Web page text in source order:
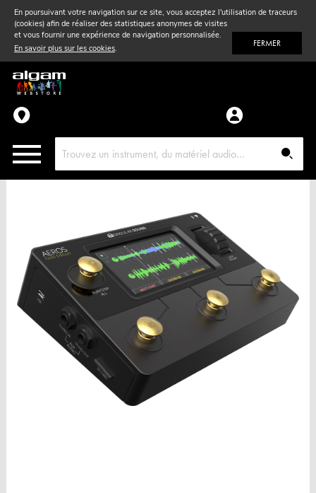
En poursuivant votre navigation sur ce site, vous acceptez l'utilisation de traceurs
(cookies) afin de réaliser des statistiques anonymes de visites
et vous fournir une expérience de navigation personnalisée.
En savoir plus sur les cookies. FERMER
Vent& Violon
Accessoires
Pièces détachées